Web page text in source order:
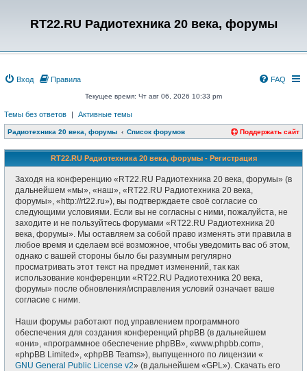
RT22.RU Радиотехника 20 века, форумы
Вход FAQ
Правила
Текущее время: Чт авг 06, 2026 10:33 pm
Темы без ответов | Активные темы
Радиотехника 20 века, форумы Список форумов Поддержать сайт
RT22.RU Радиотехника 20 века, форумы - Регистрация
Заходя на конференцию «RT22.RU Радиотехника 20 века, форумы» (в
дальнейшем «мы», «наш», «RT22.RU Радиотехника 20 века,
форумы», «http://rt22.ru»), вы подтверждаете своё согласие со
следующими условиями. Если вы не согласны с ними, пожалуйста, не
заходите и не пользуйтесь форумами «RT22.RU Радиотехника 20
века, форумы». Мы оставляем за собой право изменять эти правила в
любое время и сделаем всё возможное, чтобы уведомить вас об этом,
однако с вашей стороны было бы разумным регулярно
просматривать этот текст на предмет изменений, так как
использование конференции «RT22.RU Радиотехника 20 века,
форумы» после обновления/исправления условий означает ваше
согласие с ними.
Наши форумы работают под управлением программного
обеспечения для создания конференций phpBB (в дальнейшем
«они», «программное обеспечение phpBB», «www.phpbb.com»,
«phpBB Limited», «phpBB Teams»), выпущенного по лицензии «
GNU General Public License v2» (в дальнейшем «GPL»). Скачать его